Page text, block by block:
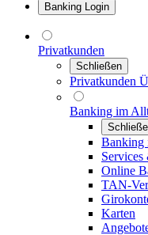
Banking Login
Privatkunden
Schließen
Privatkunden
Banking im
Banking
Online
TAN-
Karten